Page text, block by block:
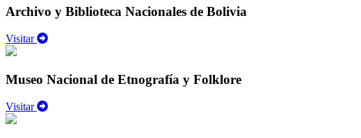
Archivo y Biblioteca Nacionales de Bolivia
Visitar
Museo Nacional de Etnografía y Folklore
Visitar